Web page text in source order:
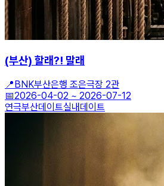
(부산) 할래?! 말래
📍BNK부산은행 조은극장 2관
📅2026-04-02 ~ 2026-07-12
연극부산데이트실내데이트